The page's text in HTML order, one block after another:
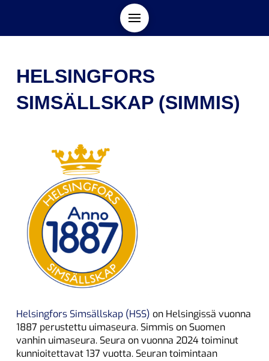
HELSINGFORS
SIMSÄLLSKAP (SIMMIS)
Helsingfors Simsällskap (HSS) on Helsingissä vuonna
1887 perustettu uimaseura. Simmis on Suomen
vanhin uimaseura. Seura on vuonna 2024 toiminut
kunnioitettavat 137 vuotta. Seuran toimintaan